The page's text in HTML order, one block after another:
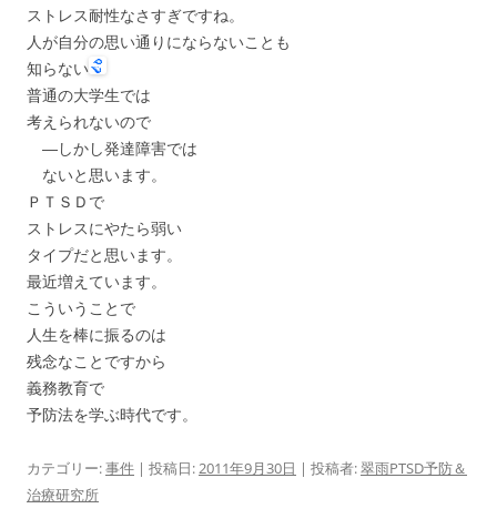
ストレス耐性なさすぎですね。
人が自分の思い通りにならないことも
知らない
普通の大学生では
考えられないので
―しかし発達障害では
ないと思います。
ＰＴＳＤで
ストレスにやたら弱い
タイプだと思います。
最近増えています。
こういうことで
人生を棒に振るのは
残念なことですから
義務教育で
予防法を学ぶ時代です。
カテゴリー:事件 | 投稿日:2011年9月30日 | 投稿者:翠雨PTSD予防＆
治療研究所